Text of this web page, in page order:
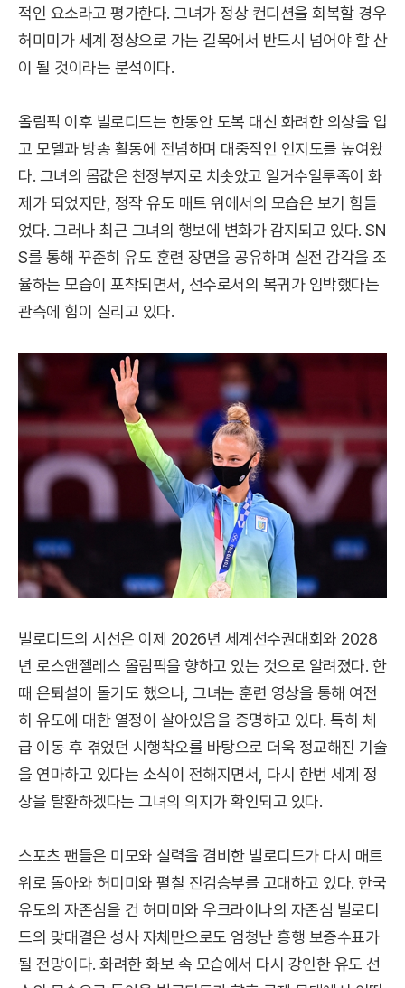
적인 요소라고 평가한다. 그녀가 정상 컨디션을 회복할 경우
허미미가 세계 정상으로 가는 길목에서 반드시 넘어야 할 산
이 될 것이라는 분석이다.
올림픽 이후 빌로디드는 한동안 도복 대신 화려한 의상을 입
고 모델과 방송 활동에 전념하며 대중적인 인지도를 높여왔
다. 그녀의 몸값은 천정부지로 치솟았고 일거수일투족이 화
제가 되었지만, 정작 유도 매트 위에서의 모습은 보기 힘들
었다. 그러나 최근 그녀의 행보에 변화가 감지되고 있다. SN
S를 통해 꾸준히 유도 훈련 장면을 공유하며 실전 감각을 조
율하는 모습이 포착되면서, 선수로서의 복귀가 임박했다는
관측에 힘이 실리고 있다.
빌로디드의 시선은 이제 2026년 세계선수권대회와 2028
년 로스앤젤레스 올림픽을 향하고 있는 것으로 알려졌다. 한
때 은퇴설이 돌기도 했으나, 그녀는 훈련 영상을 통해 여전
히 유도에 대한 열정이 살아있음을 증명하고 있다. 특히 체
급 이동 후 겪었던 시행착오를 바탕으로 더욱 정교해진 기술
을 연마하고 있다는 소식이 전해지면서, 다시 한번 세계 정
상을 탈환하겠다는 그녀의 의지가 확인되고 있다.
스포츠 팬들은 미모와 실력을 겸비한 빌로디드가 다시 매트
위로 돌아와 허미미와 펼칠 진검승부를 고대하고 있다. 한국
유도의 자존심을 건 허미미와 우크라이나의 자존심 빌로디
드의 맞대결은 성사 자체만으로도 엄청난 흥행 보증수표가
될 전망이다. 화려한 화보 속 모습에서 다시 강인한 유도 선